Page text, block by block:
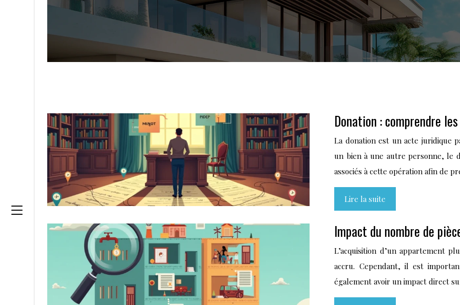
Donation : comprendre
La donation est un acte juridique
un bien à une autre personne, le
associés à cette opération afin de
Lire la suite
Impact du nombre de
L’acquisition d’un appartement
accru. Cependant, il est
également avoir un impact direct